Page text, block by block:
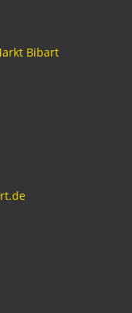
Bibart